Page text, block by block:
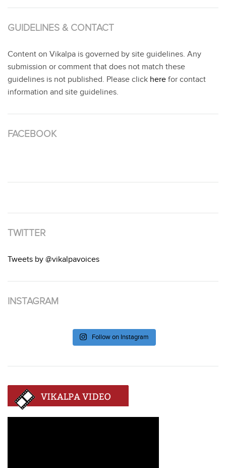
GUIDELINES & CONTACT
Content on Vikalpa is governed by site guidelines. Any
submission or comment that does not match these
guidelines is not published. Please click here for contact
information and site guidelines.
FACEBOOK
TWITTER
Tweets by @vikalpavoices
INSTAGRAM
Follow on Instagram